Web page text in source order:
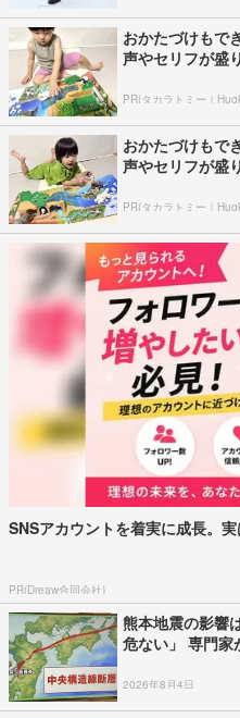
おかたづけもで
声やセリフが盛
PR(タカラトミー｜
おかたづけもで
声やセリフが盛
PR(タカラトミー｜
SNSアカウントを着実に成長。実
PR(Dreaw合同会社)
熊本地震の影響
危ない」 専門家
2026年8月4日